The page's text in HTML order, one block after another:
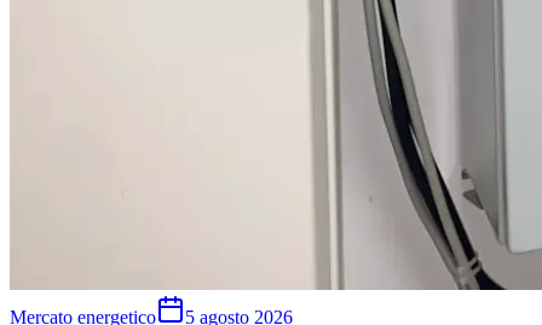
Mercato energetico 5 agosto 2026